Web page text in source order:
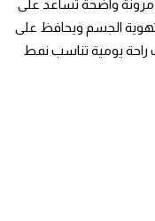
واضحة تساعد على
الجسم ويحافظ على
راحة يومية تناسب نمط